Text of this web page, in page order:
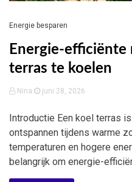
Energie besparen
Energie-efficiënte
terras te koelen
Nina juni 28, 2026
Introductie Een koel terras
ontspannen tijdens warme
temperaturen en hogere
belangrijk om energie-